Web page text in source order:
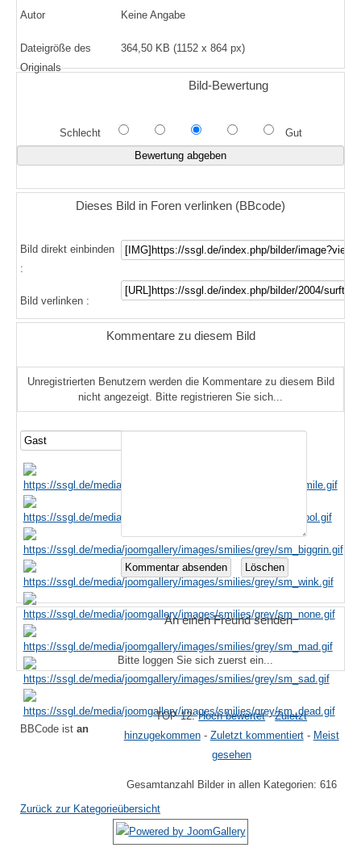
Autor Keine Angabe
Dateigröße des
Originals
364,50 KB (1152 x 864 px)
Bild-Bewertung
Schlecht Gut
Dieses Bild in Foren verlinken (BBcode)
Bild direkt einbinden
:
Bild verlinken :
Kommentare zu diesem Bild
Unregistrierten Benutzern werden die Kommentare zu diesem Bild
nicht angezeigt. Bitte registrieren Sie sich...
BBCode ist an
An einen Freund senden
Bitte loggen Sie sich zuerst ein...
TOP 12:Hoch bewertet-Zuletzt
hinzugekommen- Zuletzt kommentiert- Meist
gesehen
Gesamtanzahl Bilder in allen Kategorien: 616
Zurück zur Kategorieübersicht